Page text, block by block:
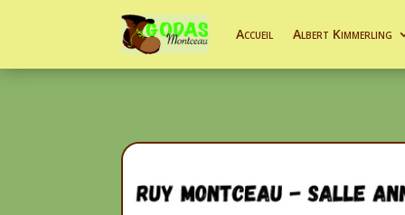
Accueil Albert Kimmerling